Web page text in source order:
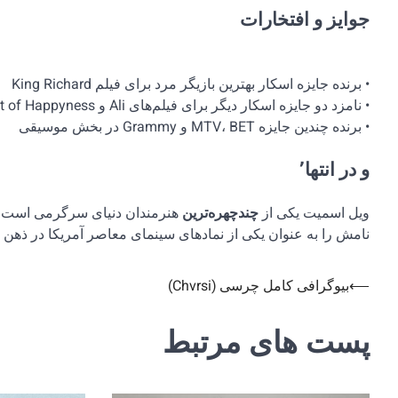
جوایز و افتخارات
• برنده جایزه اسکار بهترین بازیگر مرد برای فیلم King Richard
• نامزد دو جایزه اسکار دیگر برای فیلم‌های Ali و The Pursuit of Happyness
• برنده چندین جایزه MTV، BET و Grammy در بخش موسیقی
و در انتها٬
ویل اسمیت یکی ازچندچهره‌ترین هنرمندان دنیای سرگرمی است؛
نامش را به عنوان یکی از نمادهای سینمای معاصر آمریکا در
راهبری
⟵بیوگرافی کامل چرسی (Chvrsi)
پست های مرتبط